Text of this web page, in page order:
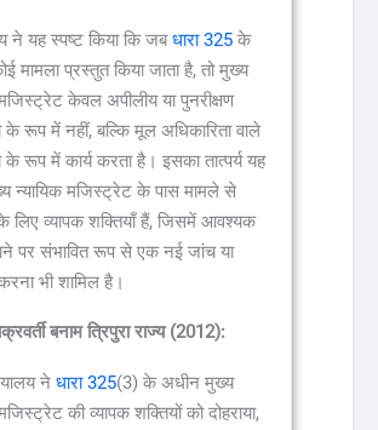
ने यह स्पष्ट किया कि जबधारा 325 के
मामला प्रस्तुत किया जाता है, तो मुख्य
केवल अपीलीय या पुनरीक्षण
के रूप में नहीं, बल्कि मूल अधिकारिता वाले
के रूप में कार्य करता है। इसका तात्पर्य यह
न्यायिक मजिस्ट्रेट के पास मामले से
लिए व्यापक शक्तियाँ हैं, जिसमें आवश्यक
पर संभावित रूप से एक नई जांच या
भी शामिल है।
बनाम त्रिपुरा राज्य (2012):
ने धारा 325(3) के अधीन मुख्य
की व्यापक शक्तियों को दोहराया,